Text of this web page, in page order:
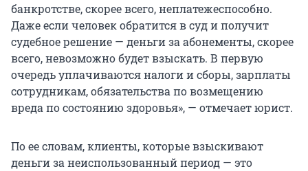
банкротстве, скорее всего, неплатежеспособно.
Даже если человек обратится в суд и получит
судебное решение — деньги за абонементы, скорее
всего, невозможно будет взыскать. В первую
очередь уплачиваются налоги и сборы, зарплаты
сотрудникам, обязательства по возмещению
вреда по состоянию здоровья», — отмечает юрист.
По ее словам, клиенты, которые взыскивают
деньги за неиспользованный период — это